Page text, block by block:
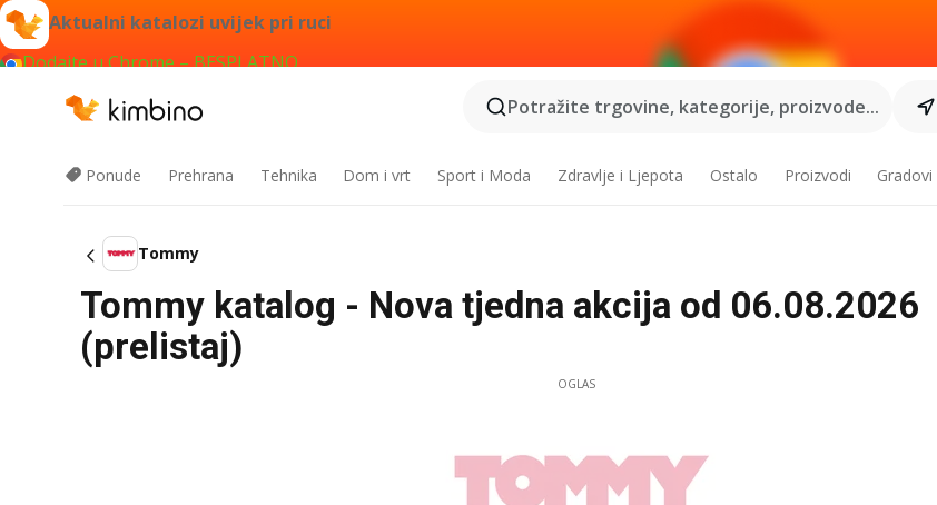
Aktualni katalozi uvijek pri ruci
Dodajte u Chrome – BESPLATNO
Potražite trgovine, kategorije, proizvode...
Ponude Prehrana Tehnika Dom i vrt Sport i Moda Zdravlje i Ljepota Ostalo Proizvodi Gradovi
Tommy
Tommy katalog - Nova tjedna akcija od 06.08.2026
(prelistaj)
OGLAS